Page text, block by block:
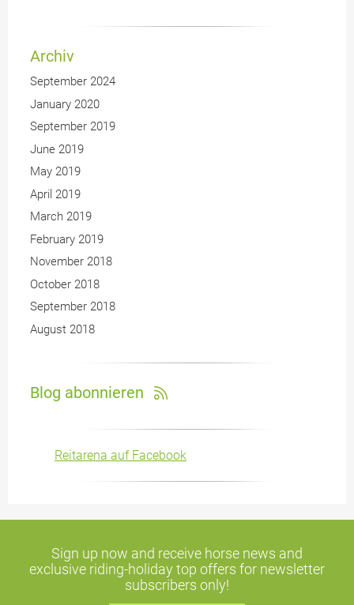
Archiv
September 2024
January 2020
September 2019
June 2019
May 2019
April 2019
March 2019
February 2019
November 2018
October 2018
September 2018
August 2018
Blog abonnieren
Reitarena auf Facebook
Sign up now and receive horse news and
exclusive riding-holiday top offers for newsletter
subscribers only!